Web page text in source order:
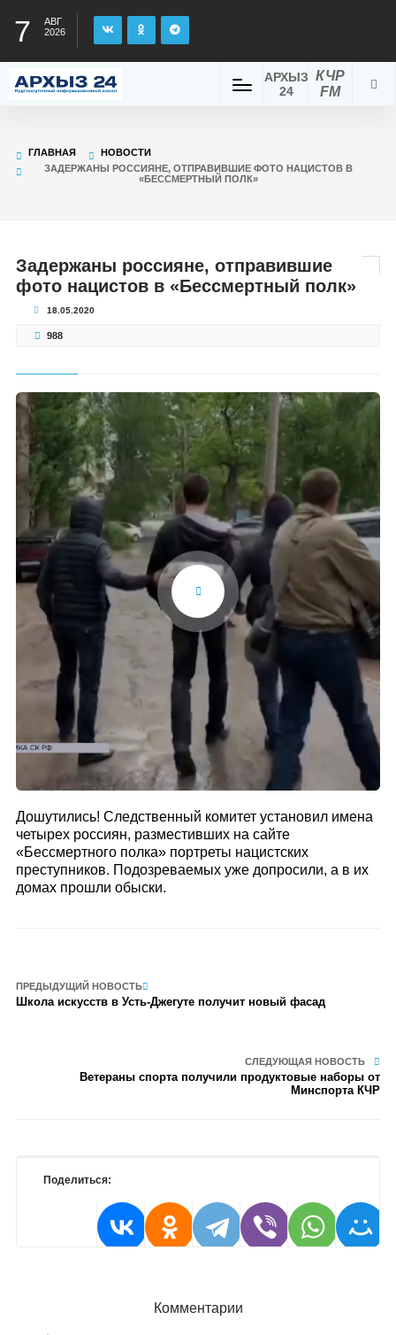
7
АВГ
2026
КЧР
FM
АРХЫЗ
24
ГЛАВНАЯ
НОВОСТИ
ЗАДЕРЖАНЫ РОССИЯНЕ, ОТПРАВИВШИЕ ФОТО НАЦИСТОВ В
«БЕССМЕРТНЫЙ ПОЛК»
Задержаны россияне, отправившие
фото нацистов в «Бессмертный полк»
18.05.2020
988
Дошутились! Следственный комитет установил имена
четырех россиян, разместивших на сайте
«Бессмертного полка» портреты нацистских
преступников. Подозреваемых уже допросили, а в их
домах прошли обыски.
ПРЕДЫДУЩИЙ НОВОСТЬ
Школа искусств в Усть-Джегуте получит новый фасад
СЛЕДУЮЩАЯ НОВОСТЬ
Ветераны спорта получили продуктовые наборы от
Минспорта КЧР
Поделиться:
Комментарии